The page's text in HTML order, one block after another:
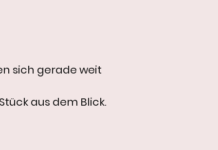
sich gerade weit
aus dem Blick.